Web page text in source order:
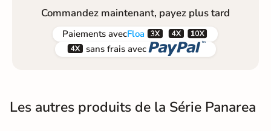
Commandez maintenant, payez plus tard
Paiements avecFloa  
 sans frais avec 
Les autres produits de la Série Panarea